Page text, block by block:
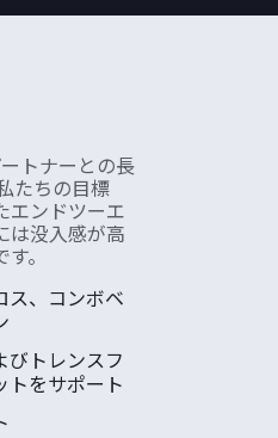
トナーとの長
たちの目標
エンドツーエ
は没入感が高
。
ス、コンボベ
びトレンスフ
トをサポート